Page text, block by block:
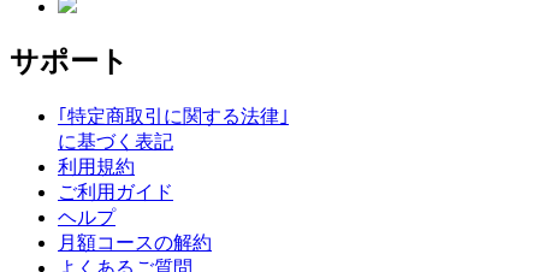
サポート
｢特定商取引に関する法律｣
に基づく表記
利用規約
ご利用ガイド
ヘルプ
月額コースの解約
よくあるご質問